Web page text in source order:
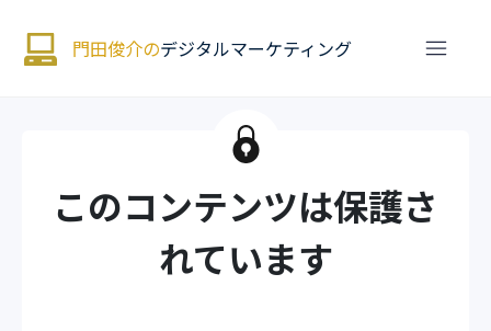
門田俊介のデジタルマーケティング
このコンテンツは保護さ
れています